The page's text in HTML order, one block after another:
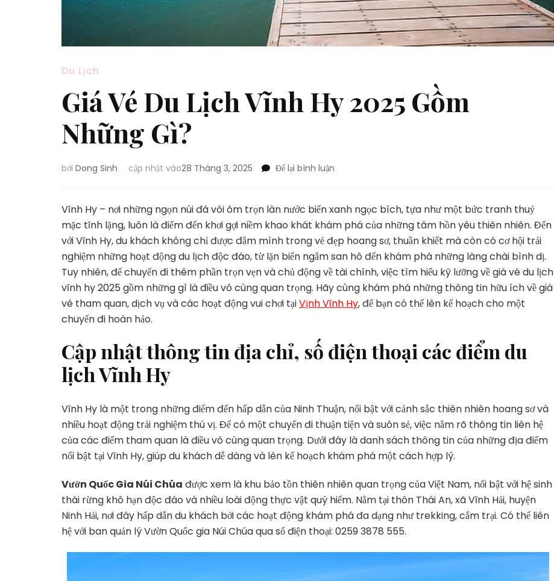
Du Lịch
Giá Vé Du Lịch Vĩnh Hy 2025 Gồm
Những Gì?
bởi Dong Sinh cập nhật vào28 Tháng 3, 2025 Để lại bình luận
Du
Vĩnh
Hy
2025
Gồm
Những
Gì?
Vĩnh Hy – nơi những ngọn núi đá vôi ôm trọn làn nước biển xanh ngọc bích, tựa như một bức tranh thuỷ
mặc tĩnh lặng, luôn là điểm đến khơi gợi niềm khao khát khám phá của những tâm hồn yêu thiên nhiên. Đến
với Vĩnh Hy, du khách không chỉ được đắm mình trong vẻ đẹp hoang sơ, thuần khiết mà còn có cơ hội trải
nghiệm những hoạt động du lịch độc đáo, từ lặn biển ngắm san hô đến khám phá những làng chài bình dị.
Tuy nhiên, để chuyến đi thêm phần trọn vẹn và chủ động về tài chính, việc tìm hiểu kỹ lưỡng về giá vé du lịch
vĩnh hy 2025 gồm những gì là điều vô cùng quan trọng. Hãy cùng khám phá những thông tin hữu ích về giá
vé tham quan, dịch vụ và các hoạt động vui chơi tạiVịnh Vĩnh Hy, để bạn có thể lên kế hoạch cho một
chuyến đi hoàn hảo.
Cập nhật thông tin địa chỉ, số điện thoại các điểm du
lịch Vĩnh Hy
Vĩnh Hy là một trong những điểm đến hấp dẫn của Ninh Thuận, nổi bật với cảnh sắc thiên nhiên hoang sơ và
nhiều hoạt động trải nghiệm thú vị. Để có một chuyến đi thuận tiện và suôn sẻ, việc nắm rõ thông tin liên hệ
của các điểm tham quan là điều vô cùng quan trọng. Dưới đây là danh sách thông tin của những địa điểm
nổi bật tại Vĩnh Hy, giúp du khách dễ dàng và lên kế hoạch khám phá một cách hợp lý.
Vườn Quốc Gia Núi Chúa được xem là khu bảo tồn thiên nhiên quan trọng của Việt Nam, nổi bật với hệ sinh
thái rừng khô hạn độc đáo và nhiều loài động thực vật quý hiếm. Nằm tại thôn Thái An, xã Vĩnh Hải, huyện
Ninh Hải, nơi đây hấp dẫn du khách bởi các hoạt động khám phá đa dạng như trekking, cắm trại. Có thể liên
hệ với ban quản lý Vườn Quốc gia Núi Chúa qua số điện thoại: 0259 3878 555.